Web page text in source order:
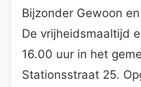
Bijzonder Gewoon
De vrijheidsmaaltijd
16.00 uur in het
Stationsstraat 25.